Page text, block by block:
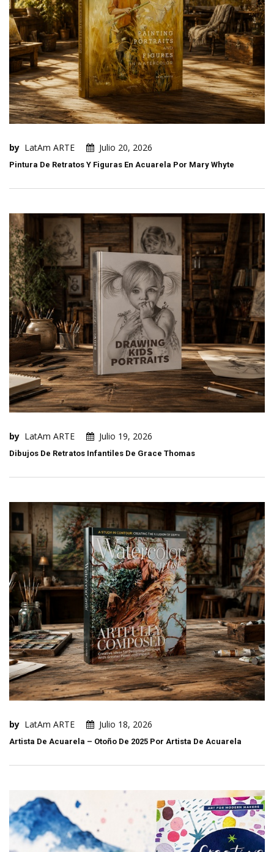
by LatAm ARTE Julio 20, 2026
Pintura De Retratos Y Figuras En Acuarela Por Mary Whyte
by LatAm ARTE Julio 19, 2026
Dibujos De Retratos Infantiles De Grace Thomas
by LatAm ARTE Julio 18, 2026
Artista De Acuarela – Otoño De 2025 Por Artista De Acuarela